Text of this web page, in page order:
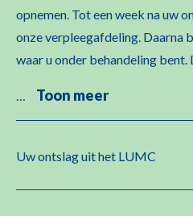
opnemen. Tot een week na uw
onze verpleegafdeling. Daarna
waar u onder behandeling bent.
… Toon meer
Uw ontslag uit het LUMC